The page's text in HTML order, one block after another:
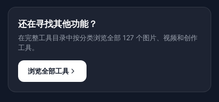
还在寻找其他功能？
在完整工具目录中按分类浏览全部 127 个图片、视频和创作
工具。
浏览全部工具